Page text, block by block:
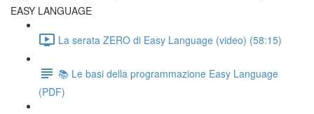
EASY LANGUAGE
La serata ZERO di Easy Language (video) (58:15)
📚 Le basi della programmazione Easy Language
(PDF)